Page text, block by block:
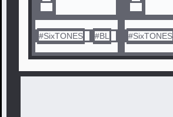
#SixTONES #BL #SixTONES